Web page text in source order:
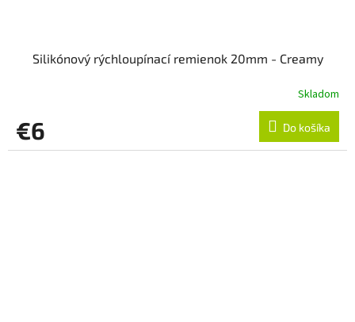
Silikónový rýchloupínací remienok 20mm - Creamy
Skladom
€6 Do košíka